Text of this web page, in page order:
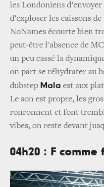
les Londoniens
d’exploser les caissons
NoNames écourte bien
peut-être l'absence de
un peu cassé la
on part se réhydrater au
dubstep Mala est aux
Le son est propre, les
ronronnent et font
vibes, on reste devant
04h20 : F comme